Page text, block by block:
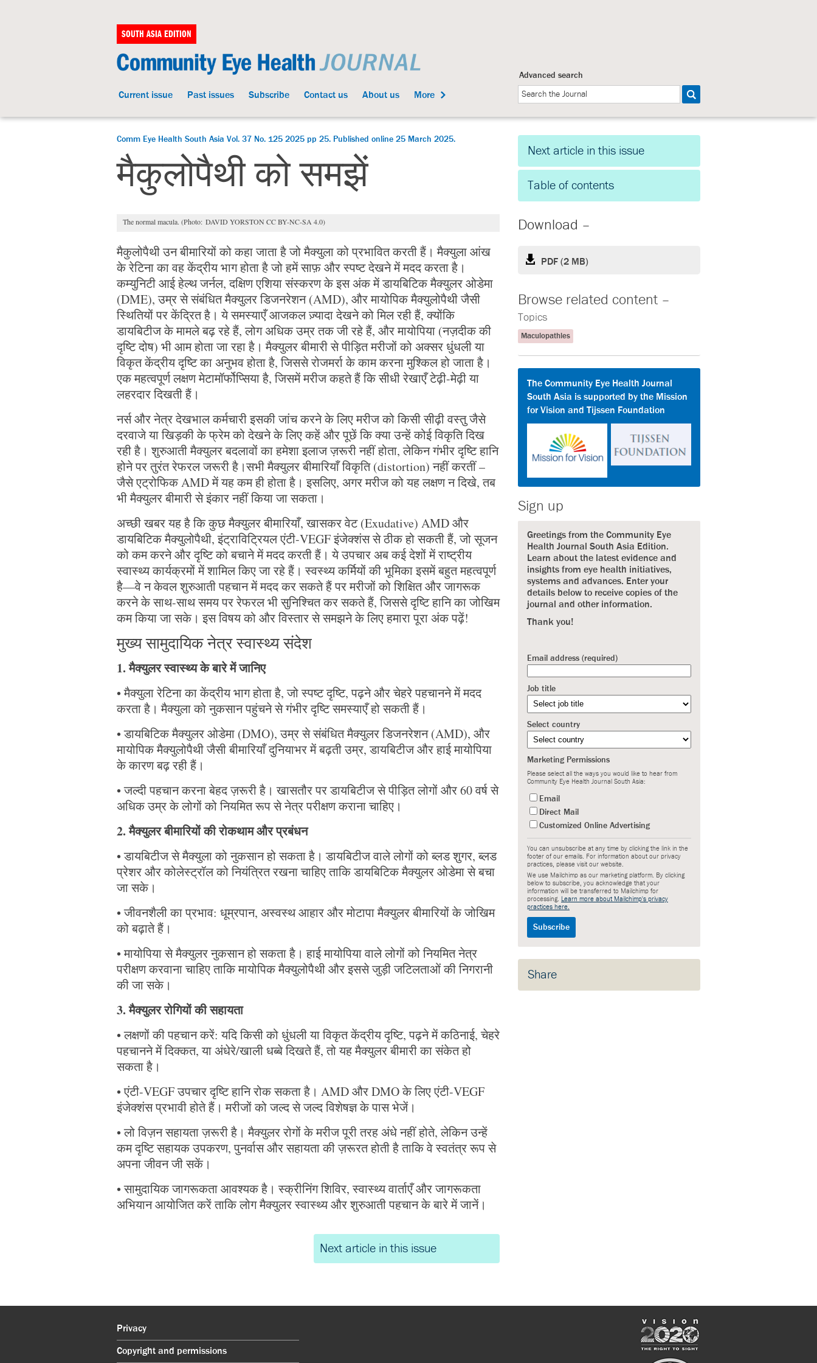
SOUTH ASIA EDITION
Current issue Past issues Subscribe Contact us About us More
Advanced search
Comm Eye Health South Asia Vol. 37 No. 125 2025 pp 25. Published online 25 March 2025.
मैकुलोपैथी को समझें
The normal macula. (Photo: DAVID YORSTON CC BY-NC-SA 4.0)
मैकुलोपैथी उन बीमारियों को कहा जाता है जो मैक्युला को प्रभावित करती हैं। मैक्युला आंख
के रेटिना का वह केंद्रीय भाग होता है जो हमें साफ़ और स्पष्ट देखने में मदद करता है।
कम्युनिटी आई हेल्थ जर्नल, दक्षिण एशिया संस्करण के इस अंक में डायबिटिक मैक्युलर ओडेमा
(DME), उम्र से संबंधित मैक्युलर डिजनरेशन (AMD), और मायोपिक मैक्युलोपैथी जैसी
स्थितियों पर केंद्रित है। ये समस्याएँ आजकल ज़्यादा देखने को मिल रही हैं, क्योंकि
डायबिटीज के मामले बढ़ रहे हैं, लोग अधिक उम्र तक जी रहे हैं, और मायोपिया (नज़दीक की
दृष्टि दोष) भी आम होता जा रहा है। मैक्युलर बीमारी से पीड़ित मरीजों को अक्सर धुंधली या
विकृत केंद्रीय दृष्टि का अनुभव होता है, जिससे रोजमर्रा के काम करना मुश्किल हो जाता है।
एक महत्वपूर्ण लक्षण मेटामॉर्फोप्सिया है, जिसमें मरीज कहते हैं कि सीधी रेखाएँ टेढ़ी-मेढ़ी या
लहरदार दिखती हैं।
नर्स और नेत्र देखभाल कर्मचारी इसकी जांच करने के लिए मरीज को किसी सीढ़ी वस्तु जैसे
दरवाजे या खिड़की के फ्रेम को देखने के लिए कहें और पूछें कि क्या उन्हें कोई विकृति दिख
रही है। शुरुआती मैक्युलर बदलावों का हमेशा इलाज ज़रूरी नहीं होता, लेकिन गंभीर दृष्टि हानि
होने पर तुरंत रेफरल जरूरी है।सभी मैक्युलर बीमारियाँ विकृति (distortion) नहीं करतीं –
जैसे एट्रोफिक AMD में यह कम ही होता है। इसलिए, अगर मरीज को यह लक्षण न दिखे, तब
भी मैक्युलर बीमारी से इंकार नहीं किया जा सकता।
अच्छी खबर यह है कि कुछ मैक्युलर बीमारियाँ, खासकर वेट (Exudative) AMD और
डायबिटिक मैक्युलोपैथी, इंट्राविट्रियल एंटी-VEGF इंजेक्शंस से ठीक हो सकती हैं, जो सूजन
को कम करने और दृष्टि को बचाने में मदद करती हैं। ये उपचार अब कई देशों में राष्ट्रीय
स्वास्थ्य कार्यक्रमों में शामिल किए जा रहे हैं। स्वस्थ्य कर्मियों की भूमिका इसमें बहुत महत्वपूर्ण
है—वे न केवल शुरुआती पहचान में मदद कर सकते हैं पर मरीजों को शिक्षित और जागरूक
करने के साथ-साथ समय पर रेफरल भी सुनिश्चित कर सकते हैं, जिससे दृष्टि हानि का जोखिम
कम किया जा सके। इस विषय को और विस्तार से समझने के लिए हमारा पूरा अंक पढ़ें!
मुख्य सामुदायिक नेत्र स्वास्थ्य संदेश
1. मैक्युलर स्वास्थ्य के बारे में जानिए
• मैक्युला रेटिना का केंद्रीय भाग होता है, जो स्पष्ट दृष्टि, पढ़ने और चेहरे पहचानने में मदद
करता है। मैक्युला को नुकसान पहुंचने से गंभीर दृष्टि समस्याएँ हो सकती हैं।
• डायबिटिक मैक्युलर ओडेमा (DMO), उम्र से संबंधित मैक्युलर डिजनरेशन (AMD), और
मायोपिक मैक्युलोपैथी जैसी बीमारियाँ दुनियाभर में बढ़ती उम्र, डायबिटीज और हाई मायोपिया
के कारण बढ़ रही हैं।
• जल्दी पहचान करना बेहद ज़रूरी है। खासतौर पर डायबिटीज से पीड़ित लोगों और 60 वर्ष से
अधिक उम्र के लोगों को नियमित रूप से नेत्र परीक्षण कराना चाहिए।
2. मैक्युलर बीमारियों की रोकथाम और प्रबंधन
• डायबिटीज से मैक्युला को नुकसान हो सकता है। डायबिटीज वाले लोगों को ब्लड शुगर, ब्लड
प्रेशर और कोलेस्ट्रॉल को नियंत्रित रखना चाहिए ताकि डायबिटिक मैक्युलर ओडेमा से बचा
जा सके।
• जीवनशैली का प्रभाव: धूम्रपान, अस्वस्थ आहार और मोटापा मैक्युलर बीमारियों के जोखिम
को बढ़ाते हैं।
• मायोपिया से मैक्युलर नुकसान हो सकता है। हाई मायोपिया वाले लोगों को नियमित नेत्र
परीक्षण करवाना चाहिए ताकि मायोपिक मैक्युलोपैथी और इससे जुड़ी जटिलताओं की निगरानी
की जा सके।
3. मैक्युलर रोगियों की सहायता
• लक्षणों की पहचान करें: यदि किसी को धुंधली या विकृत केंद्रीय दृष्टि, पढ़ने में कठिनाई, चेहरे
पहचानने में दिक्कत, या अंधेरे/खाली धब्बे दिखते हैं, तो यह मैक्युलर बीमारी का संकेत हो
सकता है।
• एंटी-VEGF उपचार दृष्टि हानि रोक सकता है। AMD और DMO के लिए एंटी-VEGF
इंजेक्शंस प्रभावी होते हैं। मरीजों को जल्द से जल्द विशेषज्ञ के पास भेजें।
• लो विज़न सहायता ज़रूरी है। मैक्युलर रोगों के मरीज पूरी तरह अंधे नहीं होते, लेकिन उन्हें
कम दृष्टि सहायक उपकरण, पुनर्वास और सहायता की ज़रूरत होती है ताकि वे स्वतंत्र रूप से
अपना जीवन जी सकें।
• सामुदायिक जागरूकता आवश्यक है। स्क्रीनिंग शिविर, स्वास्थ्य वार्ताएँ और जागरूकता
अभियान आयोजित करें ताकि लोग मैक्युलर स्वास्थ्य और शुरुआती पहचान के बारे में जानें।
Next article in this issue
Next article in this issue
Table of contents
Download –
PDF (2 MB)
Browse related content –
Topics
Maculopathies
The Community Eye Health Journal
South Asia is supported by the Mission
for Vision and Tijssen Foundation
Sign up
Greetings from the Community Eye
Health Journal South Asia Edition.
Learn about the latest evidence and
insights from eye health initiatives,
systems and advances. Enter your
details below to receive copies of the
journal and other information.
Thank you!
Email address (required)
Job title
Select country
Marketing Permissions
Please select all the ways you would like to hear from
Community Eye Health Journal South Asia:
Email
Direct Mail
Customized Online Advertising
You can unsubscribe at any time by clicking the link in the
footer of our emails. For information about our privacy
practices, please visit our website.
We use Mailchimp as our marketing platform. By clicking
below to subscribe, you acknowledge that your
information will be transferred to Mailchimp for
processing. Learn more about Mailchimp's privacy
practices here.
Share
Privacy
Copyright and permissions